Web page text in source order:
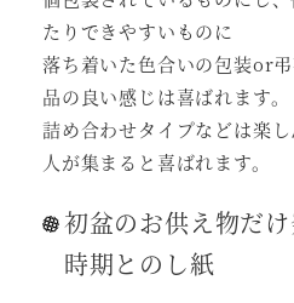
たりできやすいものに
落ち着いた色合いの包装or弔
品の良い感じは喜ばれます。
詰め合わせタイプなどは楽
人が集まると喜ばれます。
初盆のお供え物だ
時期とのし紙